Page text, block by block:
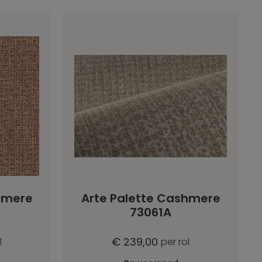
Arte Palette Cashmere
73061A
€ 239,00 per rol